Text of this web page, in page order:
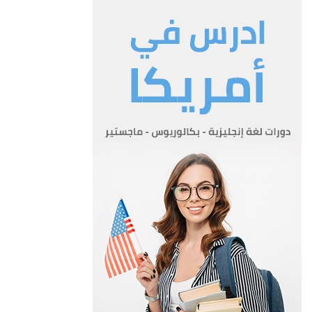
ينشأ في الوزارة صندوق يسمى (صندوق التأمين الصحي المدني)
يهدف الى تقديم المعالجة للمشتركين والمنتفعين وغير المقتدرين
المنصوص عليهم في هذا النظام وله موازنة مستقله يعدها الوزير
ويقرها مجلس الوزراء وتتألف من الموارد التالية:
ب- اجور المعالجة في المستشفيات والمراكز
د- الهبات والتبرعات التي يقرر مجلس الوزراء قبولها
هـ- عوائد استثمار اموال الصندوق
تعتبر موجودات الصندوق وممتلكاته وعقاراته ملكا للوزارة وتتولى
تحصيل الاموال المستحقة له بموجب قانون تحصيل الاموال